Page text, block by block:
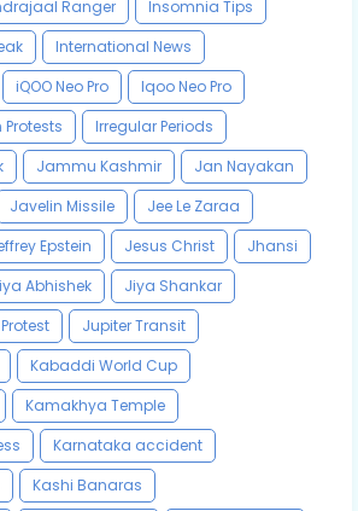
Ranger
Insomnia Tips
International News
iQOO Neo Pro
Iqoo Neo Pro
Protests
Irregular Periods
Jammu Kashmir
Jan Nayakan
Javelin Missile
Jee Le Zaraa
Epstein Jesus Christ
Jhansi
Abhishek
Jiya Shankar
Jupiter Transit
Kabaddi World Cup
Kamakhya Temple
Karnataka accident
Kashi Banaras